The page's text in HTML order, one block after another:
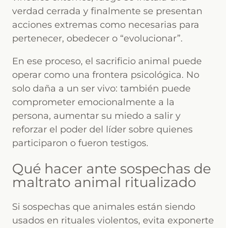
verdad cerrada y finalmente se presentan
acciones extremas como necesarias para
pertenecer, obedecer o “evolucionar”.
En ese proceso, el sacrificio animal puede
operar como una frontera psicológica. No
solo daña a un ser vivo: también puede
comprometer emocionalmente a la
persona, aumentar su miedo a salir y
reforzar el poder del líder sobre quienes
participaron o fueron testigos.
Qué hacer ante sospechas de
maltrato animal ritualizado
Si sospechas que animales están siendo
usados en rituales violentos, evita exponerte